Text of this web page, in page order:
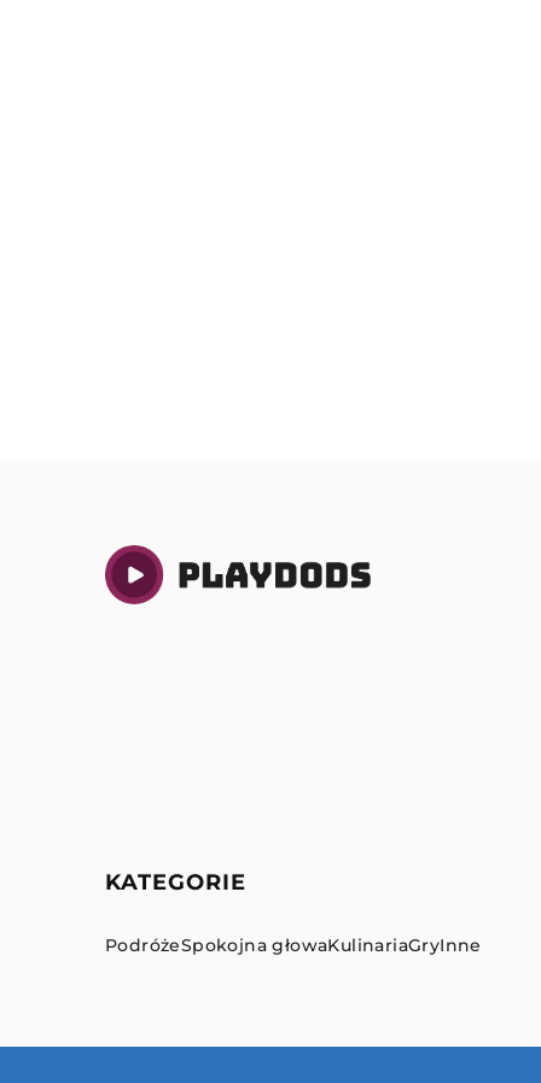
KATEGORIE
PodróżeSpokojna głowaKulinariaGryInne